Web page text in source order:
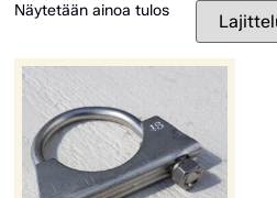
Näytetään ainoa tulos